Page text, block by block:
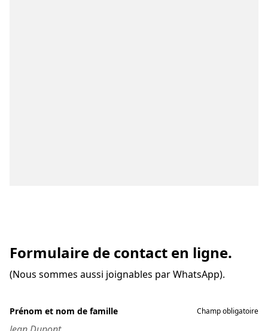
Formulaire de contact en ligne.
(Nous sommes aussi joignables par WhatsApp).
Prénom et nom de famille Champ obligatoire